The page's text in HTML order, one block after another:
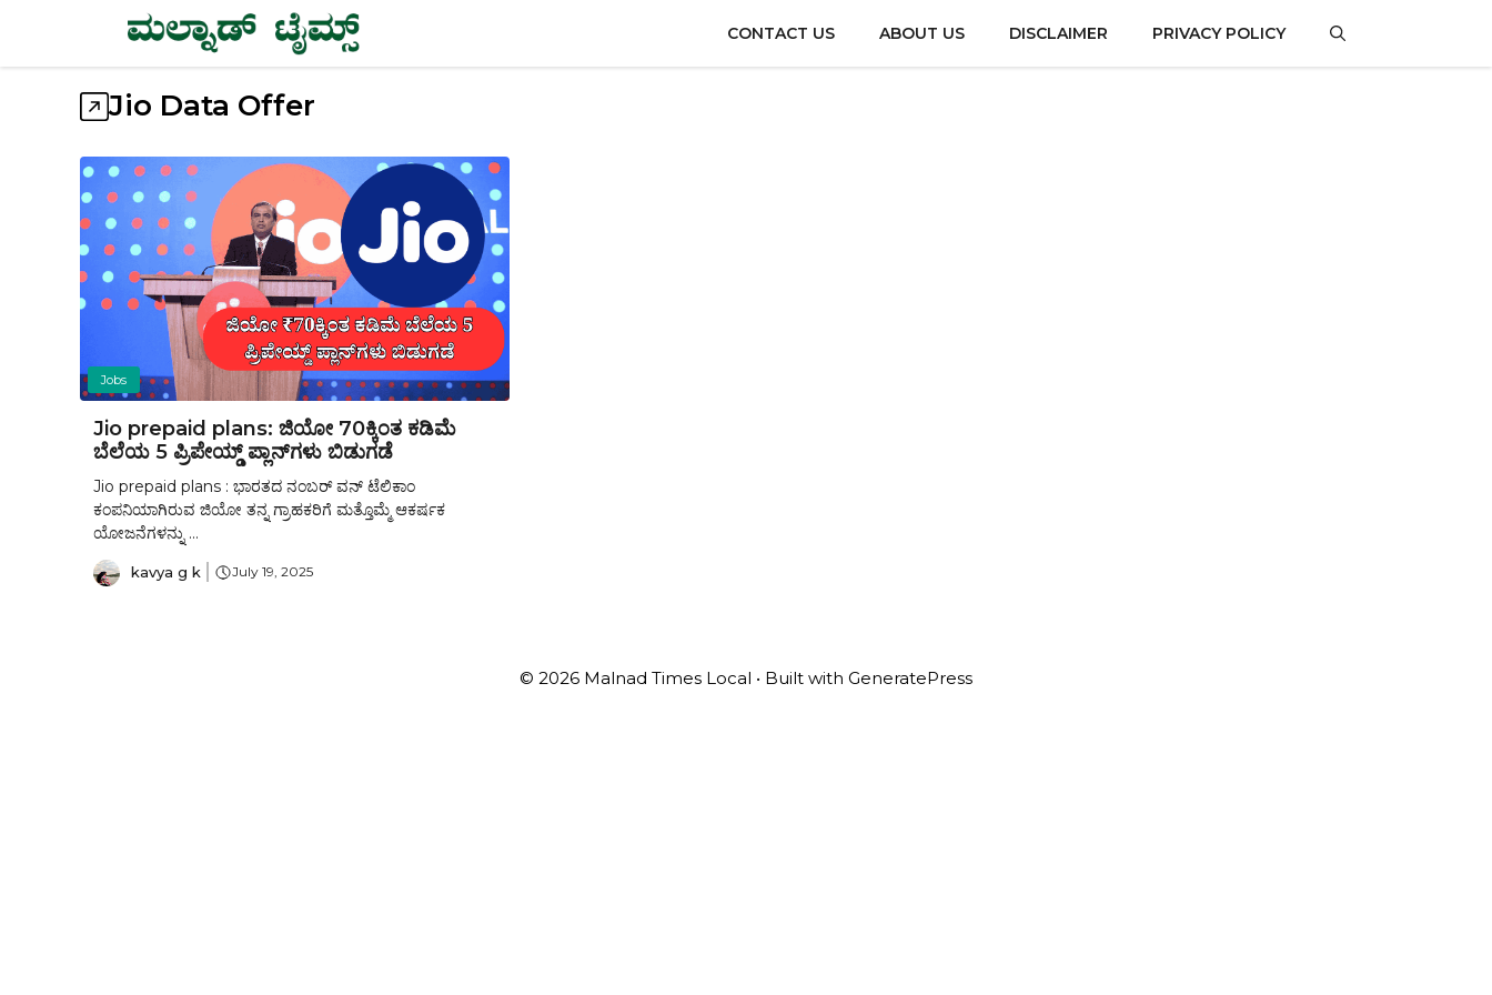
content
CONTACT US ABOUT US DISCLAIMER PRIVACY POLICY
Jio Data Offer
Jobs
Jio prepaid plans: ಜಿಯೋ ₹70ಕ್ಕಿಂತ ಕಡಿಮೆ
ಬೆಲೆಯ 5 ಪ್ರಿಪೇಯ್ಡ್ ಪ್ಲಾನ್‌ಗಳು ಬಿಡುಗಡೆ
Jio prepaid plans : ಭಾರತದ ನಂಬರ್ ವನ್ ಟೆಲಿಕಾಂ
ಕಂಪನಿಯಾಗಿರುವ ಜಿಯೋ ತನ್ನ ಗ್ರಾಹಕರಿಗೆ ಮತ್ತೊಮ್ಮೆ ಆಕರ್ಷಕ
ಯೋಜನೆಗಳನ್ನು ...
kavya g k July 19, 2025
© 2026 Malnad Times Local • Built with GeneratePress